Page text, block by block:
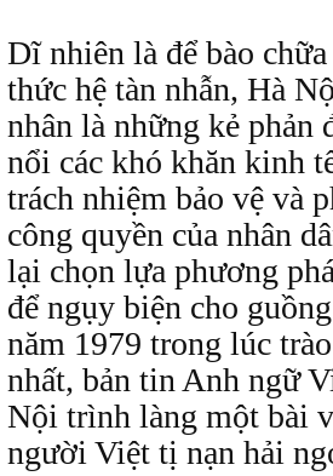
Dĩ nhiên là để bào
thức hệ tàn nhẫn, Hà
nhân là những kẻ phản
nổi các khó khăn kinh
trách nhiệm bảo vệ và
công quyền của nhân
lại chọn lựa phương
để ngụy biện cho
năm 1979 trong lúc
nhất, bản tin Anh ngữ
Nội trình làng một bài
người Việt tị nạn hải